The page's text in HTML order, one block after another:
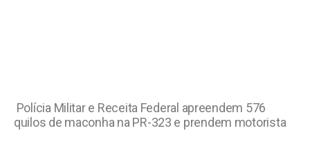
Polícia Militar e Receita Federal apreendem 576
quilos de maconha na PR-323 e prendem motorista